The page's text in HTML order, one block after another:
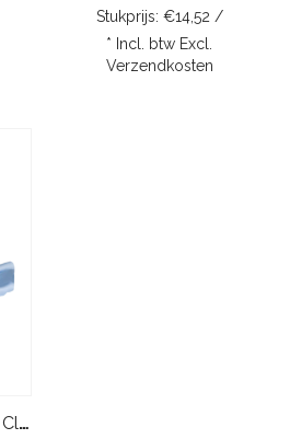
Stukprijs: €14,52 /
* Incl. btw Excl.
Verzendkosten
Bell Helmets Helmet Cleaning Kit